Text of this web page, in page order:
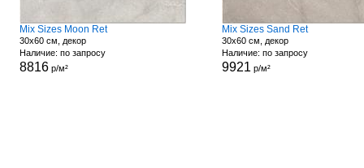
Mix Sizes Moon Ret
30x60 см, декор
Наличие: по запросу
8816р/м²
Mix Sizes Sand Ret
30x60 см, декор
Наличие: по запросу
9921 р/м²